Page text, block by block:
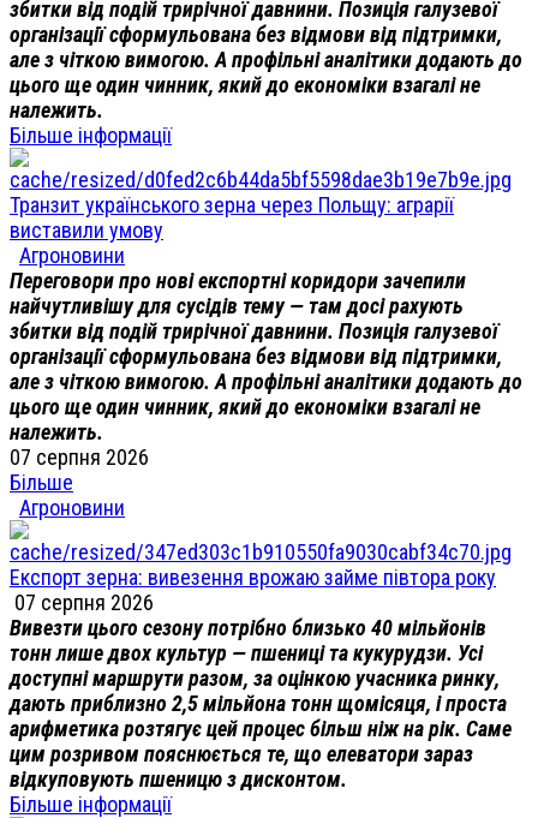
збитки від подій трирічної давнини. Позиція галузевої
організації сформульована без відмови від підтримки,
але з чіткою вимогою. А профільні аналітики додають до
цього ще один чинник, який до економіки взагалі не
належить.
Більше інформації
Транзит українського зерна через Польщу: аграрії
виставили умову
Агроновини
Переговори про нові експортні коридори зачепили
найчутливішу для сусідів тему — там досі рахують
збитки від подій трирічної давнини. Позиція галузевої
організації сформульована без відмови від підтримки,
але з чіткою вимогою. А профільні аналітики додають до
цього ще один чинник, який до економіки взагалі не
належить.
07 серпня 2026
Більше
Агроновини
Експорт зерна: вивезення врожаю займе півтора року
07 серпня 2026
Вивезти цього сезону потрібно близько 40 мільйонів
тонн лише двох культур — пшениці та кукурудзи. Усі
доступні маршрути разом, за оцінкою учасника ринку,
дають приблизно 2,5 мільйона тонн щомісяця, і проста
арифметика розтягує цей процес більш ніж на рік. Саме
цим розривом пояснюється те, що елеватори зараз
відкуповують пшеницю з дисконтом.
Більше інформації